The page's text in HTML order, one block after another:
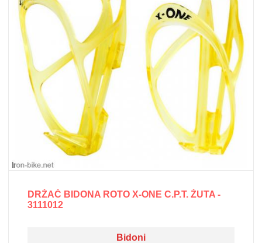
DRŽAČ BIDONA ROTO X-ONE C.P.T. ŽUTA -
3111012
Bidoni